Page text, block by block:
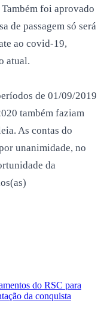
foi aprovado
de passagem só será
ao covid-19,
atual.
de 01/09/2019
também faziam
As contas do
unanimidade, no
da
do RSC para
da conquista